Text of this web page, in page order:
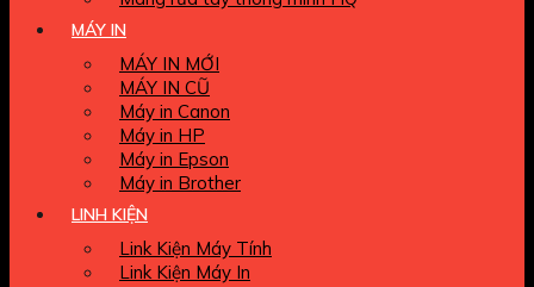
MÁY IN
MÁY IN MỚI
MÁY IN CŨ
Máy in Canon
Máy in HP
Máy in Epson
Máy in Brother
LINH KIỆN
Link Kiện Máy Tính
Link Kiện Máy In